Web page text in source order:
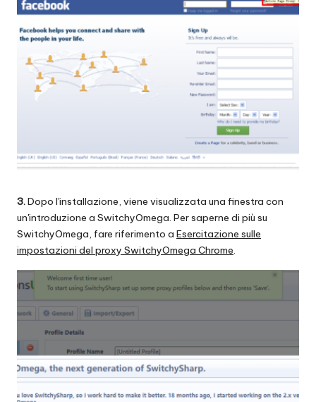
3.Dopo l'installazione, viene visualizzata una finestra con
un'introduzione a SwitchyOmega. Per saperne di più su
SwitchyOmega, fare riferimento a Esercitazione sulle
impostazioni del proxy SwitchyOmega Chrome.